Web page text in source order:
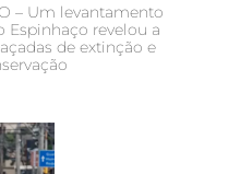
– Um levantamento
Espinhaço revelou a
de extinção e